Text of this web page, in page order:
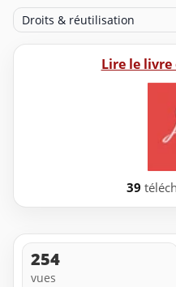
Droits & réutilisation
Lire le livre
39
254
vues